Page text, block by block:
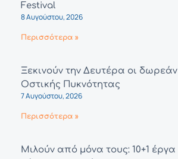
Festival
8 Αυγούστου, 2026
Περισσότερα »
Ξεκινούν την Δευτέρα οι
Οστικής Πυκνότητας
7 Αυγούστου, 2026
Περισσότερα »
Μιλούν από μόνα τους: 10+1